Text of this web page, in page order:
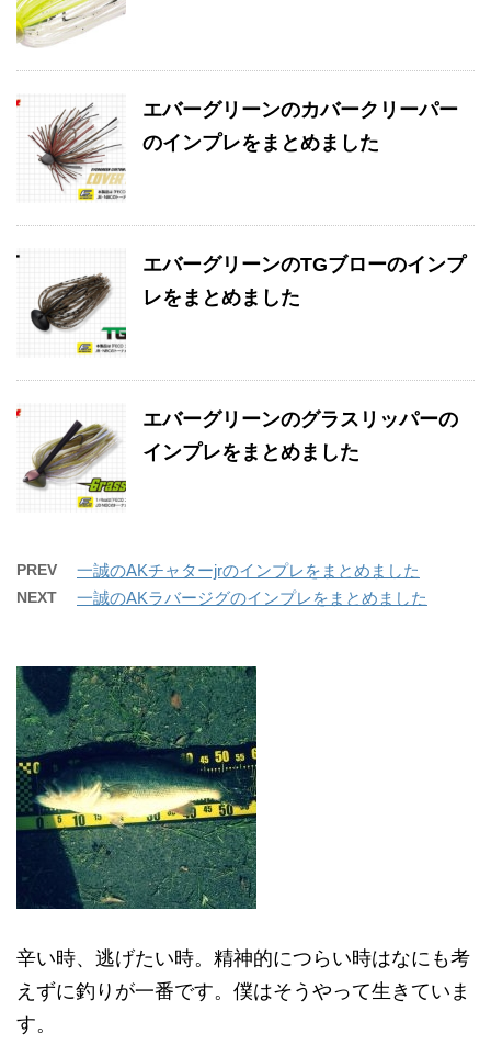
エバーグリーンのカバークリーパー
のインプレをまとめました
エバーグリーンのTGブローのインプ
レをまとめました
エバーグリーンのグラスリッパーの
インプレをまとめました
PREV 一誠のAKチャターjrのインプレをまとめました
NEXT 一誠のAKラバージグのインプレをまとめました
辛い時、逃げたい時。精神的につらい時はなにも考
えずに釣りが一番です。僕はそうやって生きていま
す。